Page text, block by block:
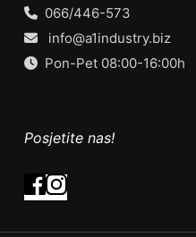
066/446-573
info@a1industry.biz
Pon-Pet 08:00-16:00h
Posjetite nas!